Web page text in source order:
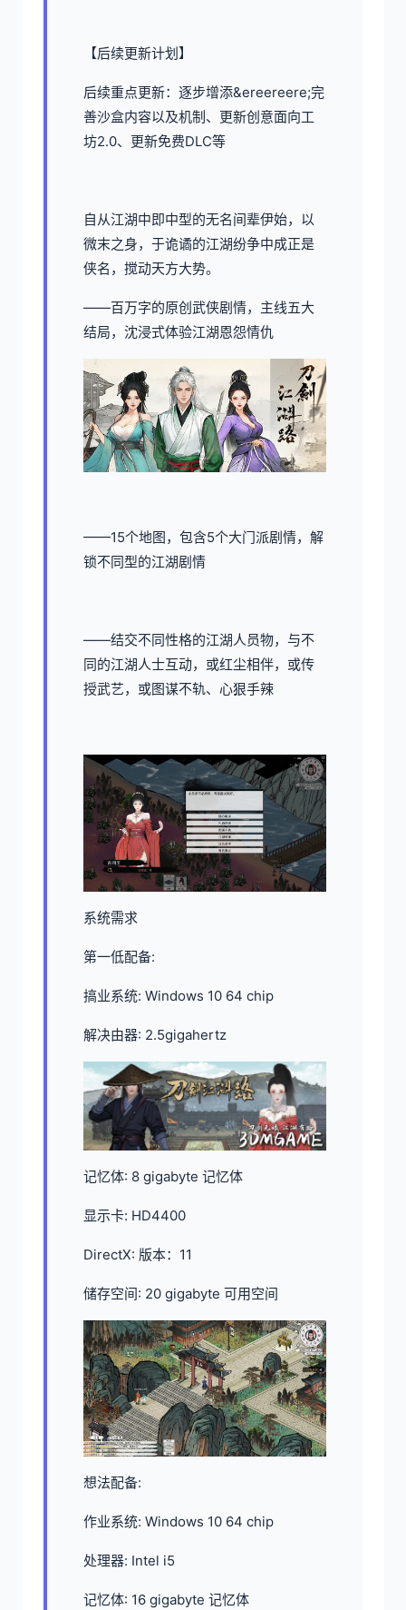
【后续更新计划】
后续重点更新：逐步增添&ereereere;完
善沙盒内容以及机制、更新创意面向工
坊2.0、更新免费DLC等
自从江湖中即中型的无名间辈伊始，以
微末之身，于诡谲的江湖纷争中成正是
侠名，搅动天方大势。
——百万字的原创武侠剧情，主线五大
结局，沈浸式体验江湖恩怨情仇
——15个地图，包含5个大门派剧情，解
锁不同型的江湖剧情
——结交不同性格的江湖人员物，与不
同的江湖人士互动，或红尘相伴，或传
授武艺，或图谋不轨、心狠手辣
系统需求
第一低配备:
搞业系统: Windows 10 64 chip
解决由器: 2.5gigahertz
记忆体: 8 gigabyte 记忆体
显示卡: HD4400
DirectX: 版本：11
储存空间: 20 gigabyte 可用空间
想法配备:
作业系统: Windows 10 64 chip
处理器: Intel i5
记忆体: 16 gigabyte 记忆体